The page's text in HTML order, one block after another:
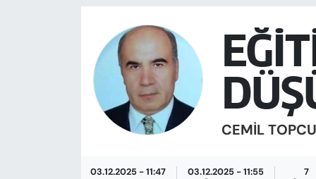
CEMIL TOPCU
03.12.2025 - 11:47 03.12.2025 - 11:55 7
Artvin Trafik Yoğunluk Haritası
Puan Durumu ve Fikstür
Tüm Manşetler
Son Dakika Haberleri
Haber Arşivi